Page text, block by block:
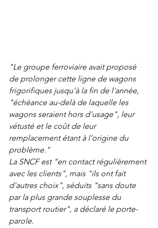
"Le groupe ferroviaire avait proposé
de prolonger cette ligne de wagons
frigorifiques jusqu'à la fin de l'année,
"échéance au-delà de laquelle les
wagons seraient hors d'usage", leur
vétusté et le coût de leur
remplacement étant à l'origine du
problème."
La SNCF est "en contact régulièrement
avec les clients", mais "ils ont fait
d'autres choix", séduits "sans doute
par la plus grande souplesse du
transport routier", a déclaré le porte-
parole.